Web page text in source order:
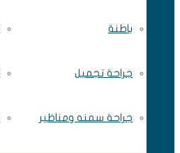
باطنة
جراحة تجميل
جراحة سمنه ومناظير